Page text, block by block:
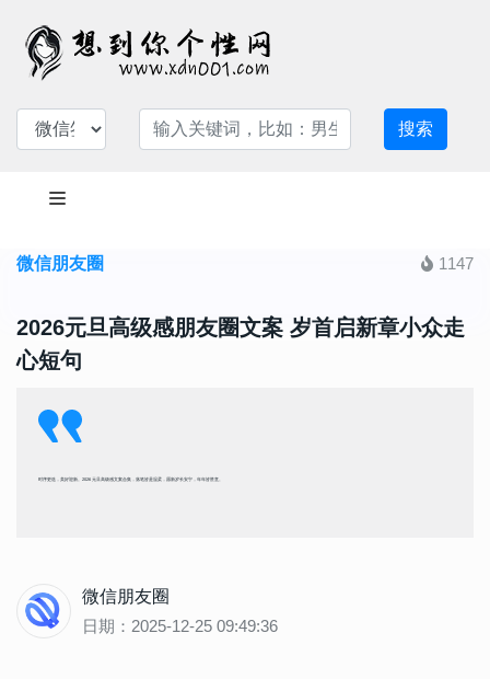
搜索
微信朋友圈 1147
2026元旦高级感朋友圈文案 岁首启新章小众走
心短句
时序更迭，美好迎新。2026 元旦高级感文案合集，落笔皆是温柔，愿新岁长安宁，年年皆胜意。
微信朋友圈
日期：2025-12-25 09:49:36